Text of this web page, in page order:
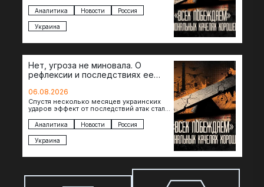
возможностей — повод задаться
вопросом: что делать…
Аналитика Новости Россия
Украина
Нет, угроза не миновала. О
рефлексии и последствиях ее
06.08.2026
Спустя несколько месяцев украинских
ударов эффект от последствий атак стал
коллапса розничной торговли не…
Аналитика Новости Россия
Украина